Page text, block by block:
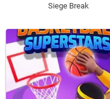
Siege Break